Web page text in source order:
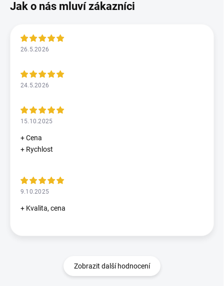
26.5.2026
24.5.2026
15.10.2025
+ Cena
+ Rychlost
9.10.2025
+ Kvalita, cena
Zobrazit další hodnocení